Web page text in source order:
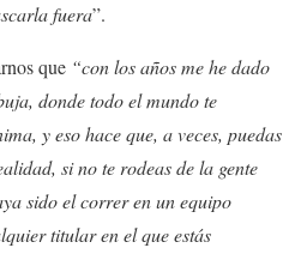
fuera”.
que “con los años me he dado
donde todo el mundo te
y eso hace que, a veces, puedas
si no te rodeas de la gente
sido el correr en un equipo
titular en el que estás